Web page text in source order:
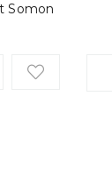
Somon